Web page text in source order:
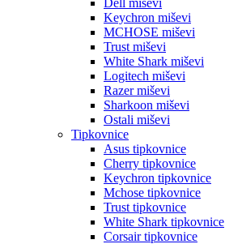
Dell miševi
Keychron miševi
MCHOSE miševi
Trust miševi
White Shark miševi
Logitech miševi
Razer miševi
Sharkoon miševi
Ostali miševi
Tipkovnice
Asus tipkovnice
Cherry tipkovnice
Keychron tipkovnice
Mchose tipkovnice
Trust tipkovnice
White Shark tipkovnice
Corsair tipkovnice